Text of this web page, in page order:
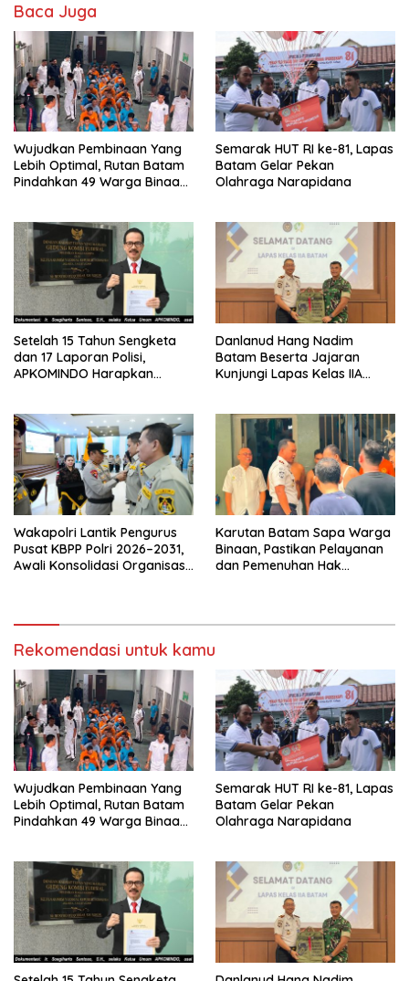
Baca Juga
Wujudkan Pembinaan Yang
Lebih Optimal, Rutan Batam
Pindahkan 49 Warga Binaan
Semarak HUT RI ke-81, Lapas
Batam Gelar Pekan
Olahraga Narapidana
Setelah 15 Tahun Sengketa
dan 17 Laporan Polisi,
APKOMINDO Harapkan
K/TUN/2026
Danlanud Hang Nadim
Batam Beserta Jajaran
Kunjungi Lapas Kelas IIA
Wakapolri Lantik Pengurus
Pusat KBPP Polri 2026–2031,
Awali Konsolidasi Organisasi
Karutan Batam Sapa Warga
Binaan, Pastikan Pelayanan
dan Pemenuhan Hak
Rekomendasi untuk kamu
Wujudkan Pembinaan Yang
Lebih Optimal, Rutan Batam
Pindahkan 49 Warga Binaan
Semarak HUT RI ke-81, Lapas
Batam Gelar Pekan
Olahraga Narapidana